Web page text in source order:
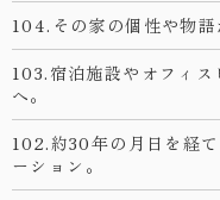
104.その家の個性や物語
103.宿泊施設やオフィ
へ。
102.約30年の月日を経
ーション。